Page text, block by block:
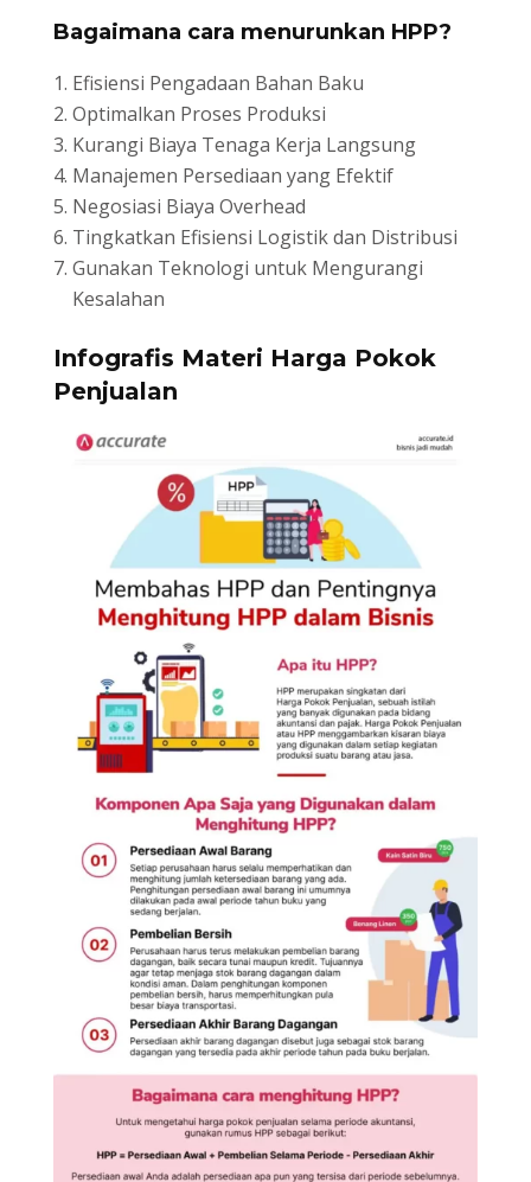
Bagaimana cara menurunkan HPP?
Efisiensi Pengadaan Bahan Baku
Optimalkan Proses Produksi
Kurangi Biaya Tenaga Kerja Langsung
Manajemen Persediaan yang Efektif
Negosiasi Biaya Overhead
Tingkatkan Efisiensi Logistik dan Distribusi
Gunakan Teknologi untuk Mengurangi
Kesalahan
Infografis Materi Harga Pokok
Penjualan